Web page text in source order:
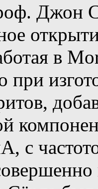
Джон
в
при
с